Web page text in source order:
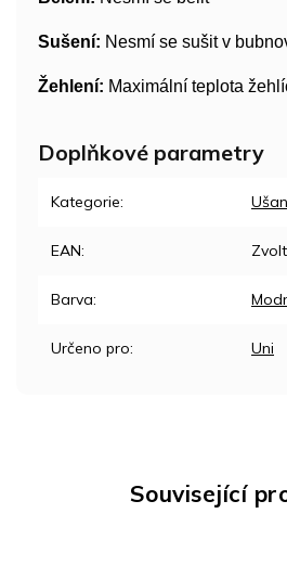
Související
Sušení: Nesmí se sušit v
Žehlení: Maximální teplota
Doplňkové parametry
Kategorie:
EAN:
Barva:
Určeno pro: Uni